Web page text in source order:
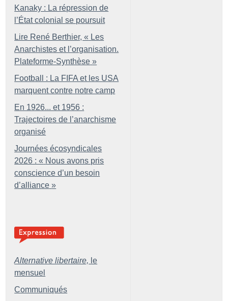
Kanaky : La répression de
l’État colonial se poursuit
Lire René Berthier, « Les
Anarchistes et l’organisation.
Plateforme-Synthèse »
Football : La FIFA et les USA
marquent contre notre camp
En 1926... et 1956 :
Trajectoires de l’anarchisme
organisé
Journées écosyndicales
2026 : « Nous avons pris
conscience d’un besoin
d’alliance »
Alternative libertaire, le
mensuel
Communiqués